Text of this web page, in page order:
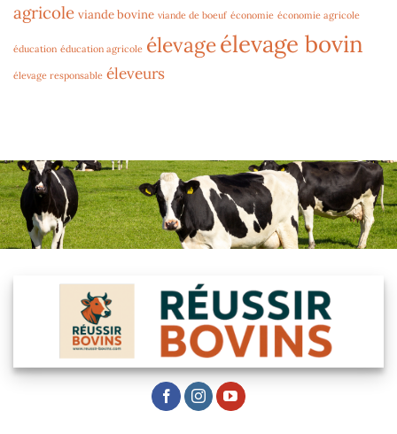
agricole viande bovine viande de boeuf économie économie agricole
éducation éducation agricole élevageélevage bovin
élevage responsable éleveurs